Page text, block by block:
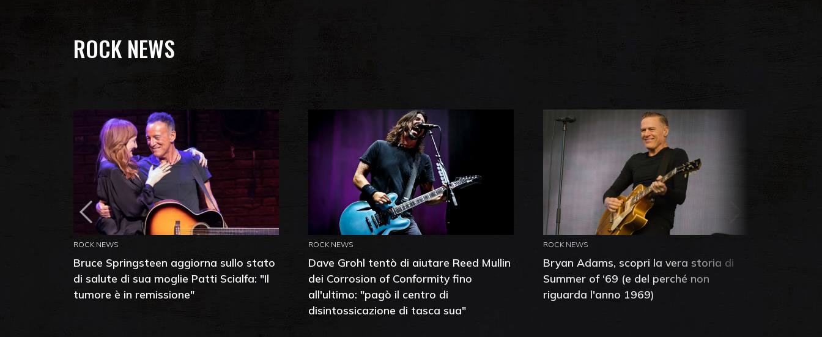
ROCK NEWS
ROCK NEWS
Bruce Springsteen aggiorna sullo stato
di salute di sua moglie Patti Scialfa: "Il
tumore è in remissione"
ROCK NEWS
Dave Grohl tentò di aiutare Reed Mullin
dei Corrosion of Conformity fino
all'ultimo: "pagò il centro di
disintossicazione di tasca sua"
ROCK NEWS
Bryan Adams, scopri la vera storia di
Summer of ‘69 (e del perché non
riguarda l'anno 1969)